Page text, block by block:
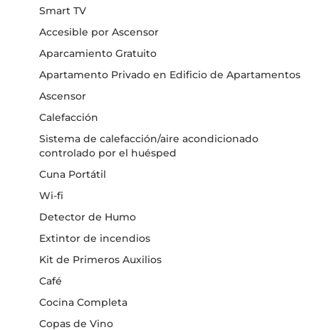
Smart TV
Accesible por Ascensor
Aparcamiento Gratuito
Apartamento Privado en Edificio de Apartamentos
Ascensor
Calefacción
Sistema de calefacción/aire acondicionado
controlado por el huésped
Cuna Portátil
Wi-fi
Detector de Humo
Extintor de incendios
Kit de Primeros Auxilios
Café
Cocina Completa
Copas de Vino